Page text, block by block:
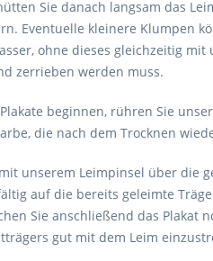
Sie danach langsam das
Eventuelle kleinere Klumpen
ohne dieses gleichzeitig
zerrieben werden muss.
beginnen, rühren Sie
die nach dem Trocknen
unserem Leimpinsel über die
auf die bereits geleimte
Sie anschließend das Plakat
gut mit dem Leim